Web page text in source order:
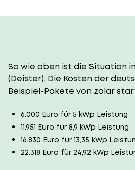
So wie oben ist die Situation
(Deister). Die Kosten der
Beispiel-Pakete von zolar
6.000 Euro für 5 kWp Leistung
11.951 Euro für 8,9 kWp Leistung
16.830 Euro für 13,35 kWp
22.318 Euro für 24,92 kWp